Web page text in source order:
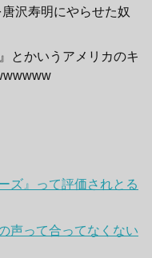
唐沢寿明にやらせた奴
とかいうアメリカのキ
ズ』って評価されとる
声って合ってなくない